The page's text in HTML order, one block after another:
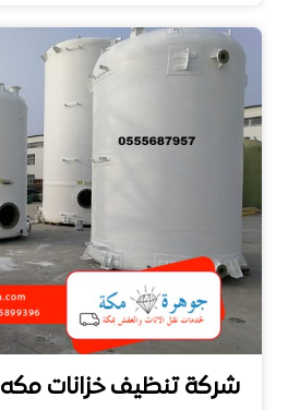
شركة تنظيف خزانات مكه